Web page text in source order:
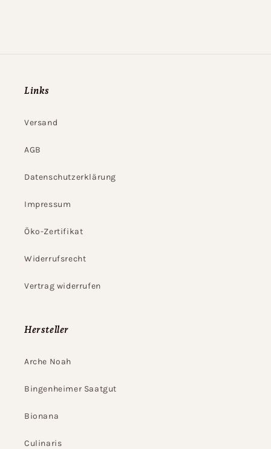
Links
Versand
AGB
Datenschutzerklärung
Impressum
Öko-Zertifikat
Widerrufsrecht
Vertrag widerrufen
Hersteller
Arche Noah
Bingenheimer Saatgut
Bionana
Culinaris